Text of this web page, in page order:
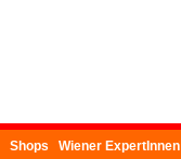
Shops Wiener ExpertInnen